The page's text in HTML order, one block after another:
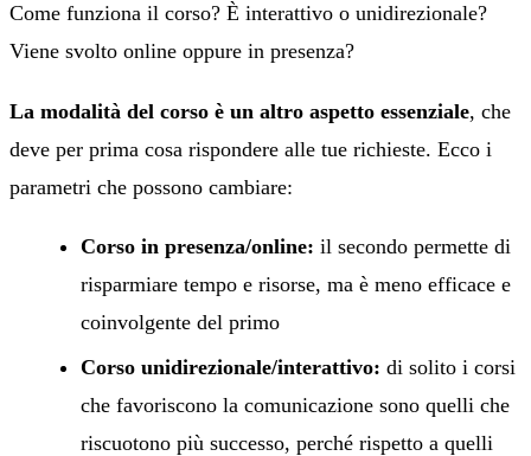
Come funziona il corso? È interattivo o unidirezionale?
Viene svolto online oppure in presenza?
La modalità del corso è un altro aspetto essenziale, che
deve per prima cosa rispondere alle tue richieste. Ecco i
parametri che possono cambiare:
Corso in presenza/online: il secondo permette di
risparmiare tempo e risorse, ma è meno efficace e
coinvolgente del primo
Corso unidirezionale/interattivo: di solito i corsi
che favoriscono la comunicazione sono quelli che
riscuotono più successo, perché rispetto a quelli